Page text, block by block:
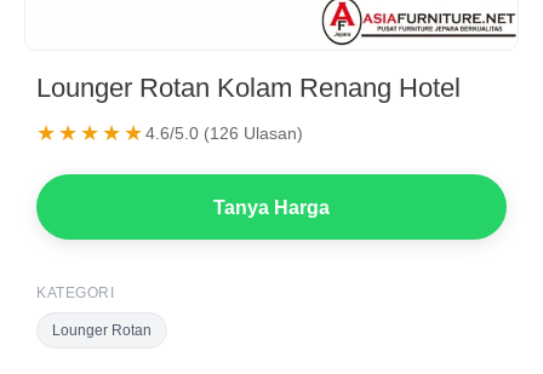
Lounger Rotan Kolam Renang Hotel
★★★★★4.6/5.0 (126 Ulasan)
Tanya Harga
KATEGORI
Lounger Rotan